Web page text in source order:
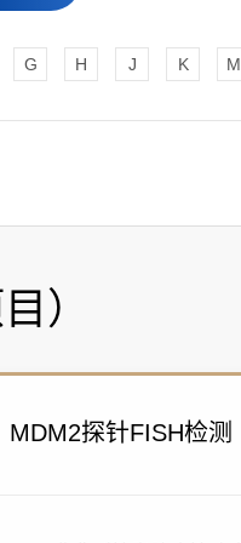
G H J K M
）
MDM2探针FISH检测